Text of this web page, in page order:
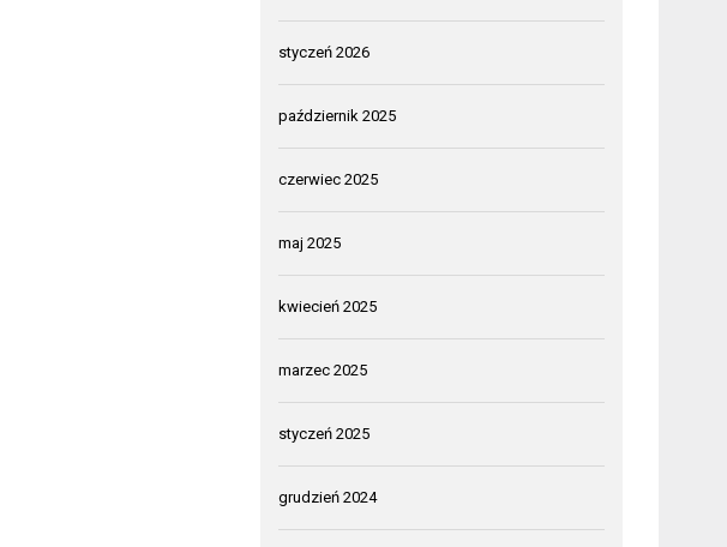
styczeń 2026
październik 2025
czerwiec 2025
maj 2025
kwiecień 2025
marzec 2025
styczeń 2025
grudzień 2024